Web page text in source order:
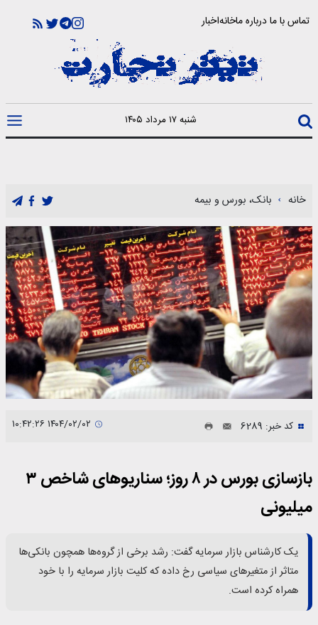
تماس با مادرباره ماخانهاخبار
شنبه ۱۷ مرداد ۱۴۰۵
خانه بانک، بورس و بیمه
کد خبر: 6289
بازسازی بورس در ۸ روز؛ سناریوهای شاخص ۳
میلیونی
یک کارشناس بازار سرمایه گفت: رشد برخی از گروه‌ها همچون بانکی‌ها
متاثر از متغیر‌های سیاسی رخ داده که کلیت بازار سرمایه را با خود
همراه کرده است.